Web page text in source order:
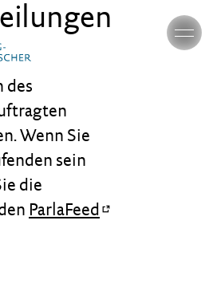
des
Wenn Sie
sein
die
ParlaFeed